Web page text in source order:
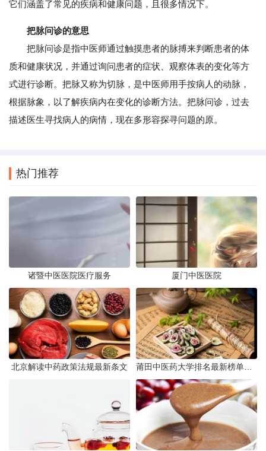
它们涵盖了常见的疾病和健康问题，且很多情况下。
把脉问诊的意思
把脉问诊是指中医师通过触摸患者的脉搏来判断患者的体
质和健康状况，并通过询问患者的症状、观察体表的变化等方
式进行诊断。把脉又称为切脉，是中医师用手按病人的动脉，
根据脉象，以了解疾病内在变化的诊断方法。把脉问诊，过去
描述医生寻找病人的病情，现在多形容探寻问题的原。
热门推荐
诸暨中医医院医疗服务 厦门中医医院
北京解读中药政策法规最新条文